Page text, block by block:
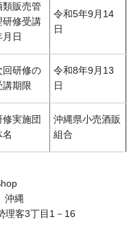
類販売管
研修受講
月日
令和5年9月14
日
回研修の
講期限
令和8年9月13
日
修実施団
名
沖縄県小売酒販
組合
沖縄
理客3丁目1－16